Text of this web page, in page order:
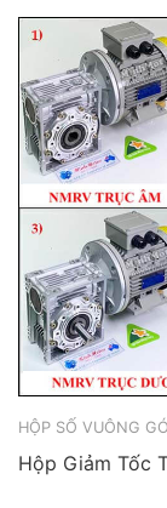
HỘP SỐ VUÔNG
Hộp Giảm Tốc